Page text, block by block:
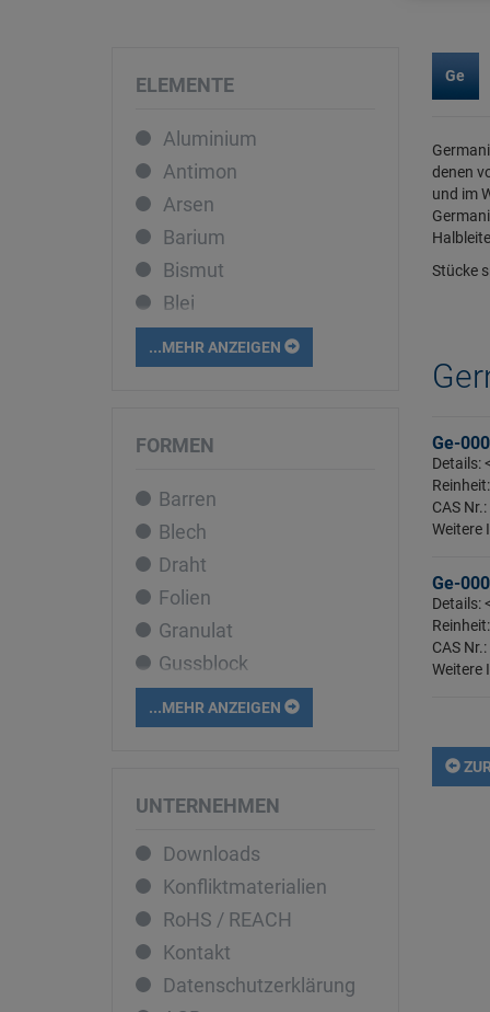
ELEMENTE
Aluminium
Antimon
Arsen
Barium
Bismut
Blei
Cadmium
Calcium
Chrom
Cobalt
Dysprosium
Eisen
Erbium
Europium
Gadolinium
Gallium
Gold
Holmium
Indium
Iridium
Kalium
Kupfer
...MEHR ANZEIGEN
FORMEN
Barren
Blech
Draht
Folien
Granulat
Gussblock
Pellets
Rohr
Stab
Stücke
...MEHR ANZEIGEN
UNTERNEHMEN
Downloads
Konfliktmaterialien
RoHS / REACH
Kontakt
Datenschutzerklärung
Ge
denen
und im
Stücke
Ge-
Details:
CAS
Weitere
Ge-
Details:
CAS
Weitere